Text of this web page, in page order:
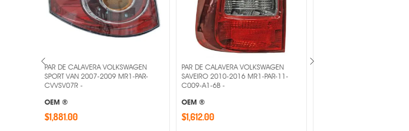
PAR DE CALAVERA VOLKSWAGEN
SAVEIRO 2010-2016 MR1-PAR-11-
C009-A1-6B -
OEM ®
$1,612.00
PAR DE CALAVERA VOLKSWAGEN
JETTACLASICO 2008-2014 MR1-PAR-
17-A255A015B3 -
OEM ®
$1,523.00